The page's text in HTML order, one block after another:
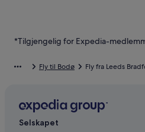
*Tilgjengelig for Expedia-
Fly til Bodø Fly fra Leeds
Selskapet